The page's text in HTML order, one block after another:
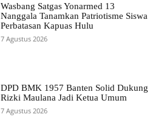
Wasbang Satgas Yonarmed 13
Nanggala Tanamkan Patriotisme Siswa
Perbatasan Kapuas Hulu
7 Agustus 2026
DPD BMK 1957 Banten Solid Dukung
Rizki Maulana Jadi Ketua Umum
7 Agustus 2026